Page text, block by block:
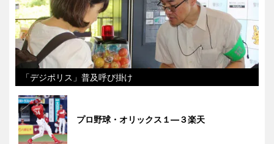
「デジポリス」普及呼び掛け
プロ野球・オリックス１―３楽天